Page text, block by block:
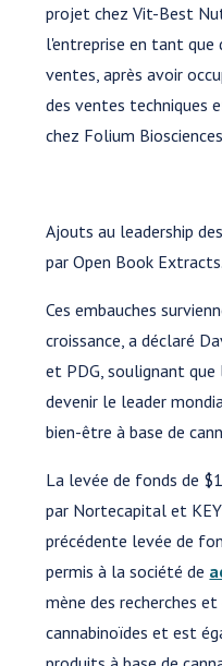
projet chez Vit-Best
l'entreprise en tant que
ventes, après avoir
des ventes techniques
chez Folium
Ajouts au leadership
par Open Book Extracts.
Ces embauches
croissance, a déclaré
et PDG, soulignant
devenir le leader
bien-être à base de
La levée de fonds de
par Nortecapital et
précédente levée de
permis à la société de
mène des recherches
cannabinoïdes et est